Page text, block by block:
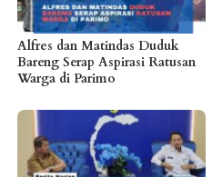
Alfres dan Matindas Duduk
Bareng Serap Aspirasi Ratusan
Warga di Parimo